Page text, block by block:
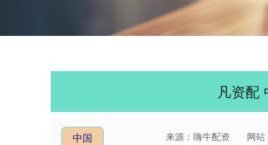
凡资配
中国 来源：嗨牛配资 网站